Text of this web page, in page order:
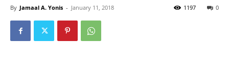
By Jamaal A. Yonis - January 11, 2018 0
1197